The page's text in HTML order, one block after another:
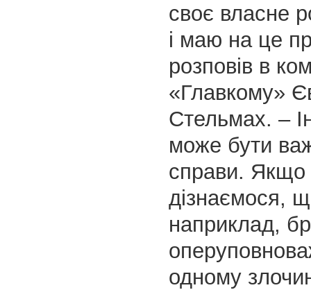
своє власне
і маю на це
розповів в
«Главкому»
Стельмах. –
може бути
справи.
дізнаємося,
наприклад,
одному